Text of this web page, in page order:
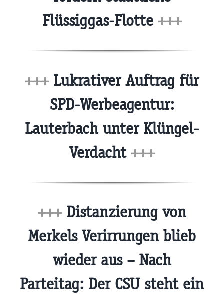
Flüssiggas-Flotte +++
+++Lukrativer Auftrag für
SPD-Werbeagentur:
Lauterbach unter Klüngel-
Verdacht +++
+++Distanzierung von
Merkels Verirrungen blieb
wieder aus – Nach
Parteitag: Der CSU steht ein